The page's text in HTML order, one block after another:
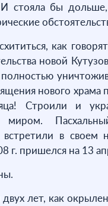
И стояла бы
как
новой
нового храма
Строили и
в своем
г. пришелся на 13
лет, как